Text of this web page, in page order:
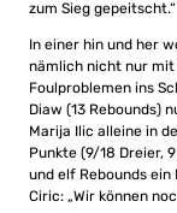
zum Sieg gepeitscht.“
In einer hin und her
nämlich nicht nur mit
Foulproblemen ins
Diaw (13 Rebounds)
Marija Ilic alleine in
Punkte (9/18 Dreier,
und elf Rebounds
Ciric: „Wir können